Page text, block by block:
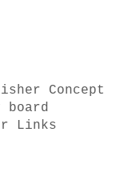
Concept
board
Links